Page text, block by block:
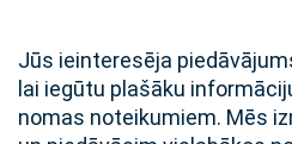
Jūs ieinteresēja
lai iegūtu plašāku
nomas noteikumiem. Mēs